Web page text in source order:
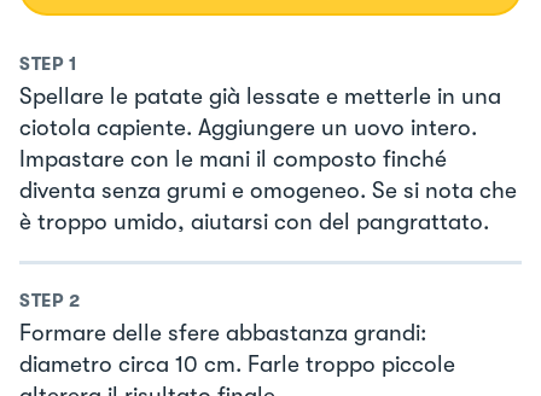
STEP 1
Spellare le patate già lessate e metterle in una
ciotola capiente. Aggiungere un uovo intero.
Impastare con le mani il composto finché
diventa senza grumi e omogeneo. Se si nota che
è troppo umido, aiutarsi con del pangrattato.
STEP 2
Formare delle sfere abbastanza grandi:
diametro circa 10 cm. Farle troppo piccole